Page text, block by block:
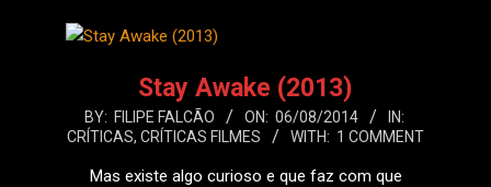
Stay Awake (2013)
2014-
08-
BY: FILIPE FALCÃO ON: 06/08/2014
IN:
CRÍTICAS, CRÍTICAS FILMES WITH: 1 COMMENT
Mas existe algo curioso e que faz com que